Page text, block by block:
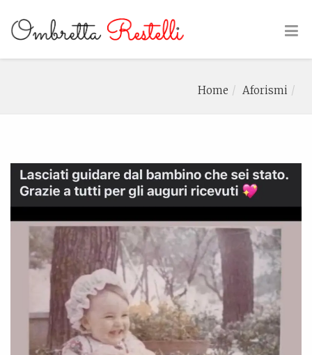
Home Aforismi